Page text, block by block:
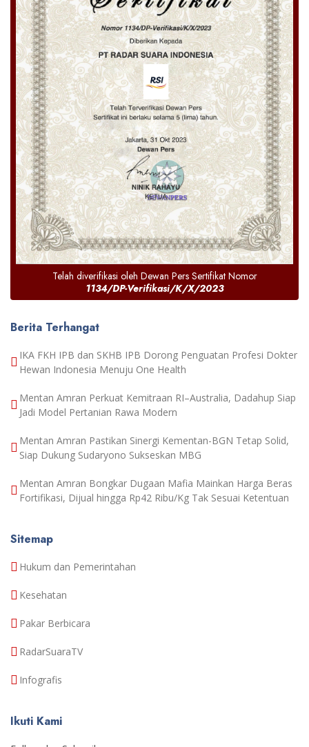
Telah diverifikasi oleh Dewan Pers Sertifikat Nomor
1134/DP-Verifikasi/K/X/2023
Berita Terhangat
IKA FKH IPB dan SKHB IPB Dorong Penguatan Profesi Dokter
Hewan Indonesia Menuju One Health
Mentan Amran Perkuat Kemitraan RI–Australia, Dadahup Siap
Jadi Model Pertanian Rawa Modern
Mentan Amran Pastikan Sinergi Kementan-BGN Tetap Solid,
Siap Dukung Sudaryono Sukseskan MBG
Mentan Amran Bongkar Dugaan Mafia Mainkan Harga Beras
Fortifikasi, Dijual hingga Rp42 Ribu/Kg Tak Sesuai Ketentuan
Sitemap
Hukum dan Pemerintahan
Kesehatan
Pakar Berbicara
RadarSuaraTV
Infografis
Ikuti Kami